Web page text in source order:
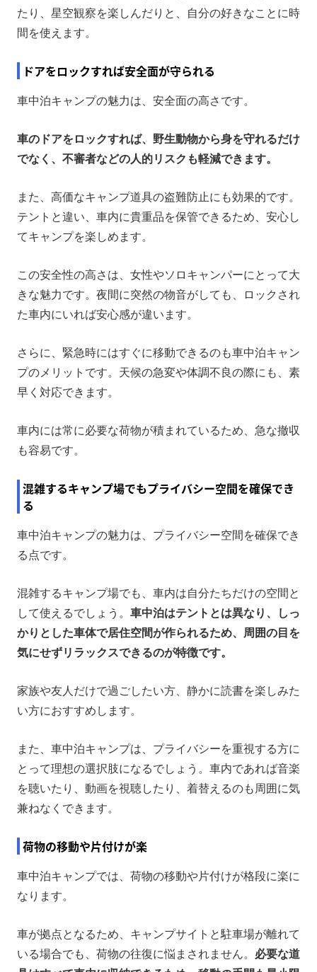
たり、星空観察を楽しんだりと、自分の好きなことに時
間を使えます。
ドアをロックすれば安全面が守られる
車中泊キャンプの魅力は、安全面の高さです。
車のドアをロックすれば、野生動物から身を守れるだけ
でなく、不審者などの人的リスクも軽減できます。
また、高価なキャンプ道具の盗難防止にも効果的です。
テントと違い、車内に貴重品を保管できるため、安心し
てキャンプを楽しめます。
この安全性の高さは、女性やソロキャンパーにとって大
きな魅力です。夜間に突然の物音がしても、ロックされ
た車内にいれば安心感が違います。
さらに、緊急時にはすぐに移動できるのも車中泊キャン
プのメリットです。天候の急変や体調不良の際にも、素
早く対応できます。
車内には常に必要な荷物が積まれているため、急な撤収
も容易です。
混雑するキャンプ場でもプライバシー空間を確保でき
る
車中泊キャンプの魅力は、プライバシー空間を確保でき
る点です。
混雑するキャンプ場でも、車内は自分たちだけの空間と
して使えるでしょう。 車中泊はテントとは異なり、しっ
かりとした車体で居住空間が作られるため、周囲の目を
気にせずリラックスできるのが特徴です。
家族や友人だけで過ごしたい方、静かに読書を楽しみた
い方におすすめします。
また、車中泊キャンプは、プライバシーを重視する方に
とって理想の選択肢になるでしょう。車内であれば音楽
を聴いたり、動画を視聴したり、着替えるのも周囲に気
兼ねなくできます。
荷物の移動や片付けが楽
車中泊キャンプでは、荷物の移動や片付けが格段に楽に
なります。
車が拠点となるため、キャンプサイトと駐車場が離れて
いる場合でも、荷物の往復に悩まされません。 必要な道